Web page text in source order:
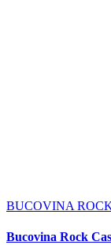
BUCOVINA
Bucovina Rock